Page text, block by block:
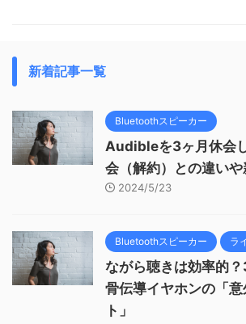
新着記事一覧
Bluetoothスピーカー
Audibleを3ヶ月休会
会（解約）との違い
2024/5/23
Bluetoothスピーカー ラ
ながら聴きは効率的
骨伝導イヤホンの「
ト」